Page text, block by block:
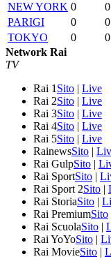
NEW YORK 0
PARIGI
0
TOKYO
0
Network Rai
TV
Rai 1 Sito | Live
Rai 2Sito | Live
Rai 3Sito | Live
Rai 4Sito | Live
Rai 5Sito | Live
RainewsSito |
Rai GulpSito |
Rai SportSito |
Rai Sport 2Sito |
Rai StoriaSito |
Rai PremiumSito
Rai ScuolaSito |
Rai YoYoSito |
Rai MovieSito |